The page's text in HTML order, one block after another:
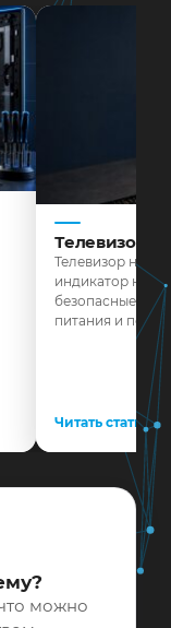
Телевизор
Телевизор не
индикатор не
безопасные
питания и
Читать статью
можно